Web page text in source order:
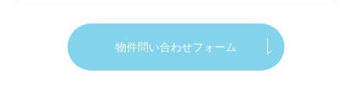
物件問い合わせフォーム